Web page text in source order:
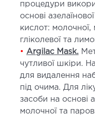
лікування
процедури
основі
кислот: молочної,
гліколевої та
• Argilac Mask.
чутливої шкіри.
для видалення
під очима. Для
засоби на основі
молочної та